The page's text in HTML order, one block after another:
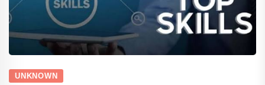
UNKNOWN